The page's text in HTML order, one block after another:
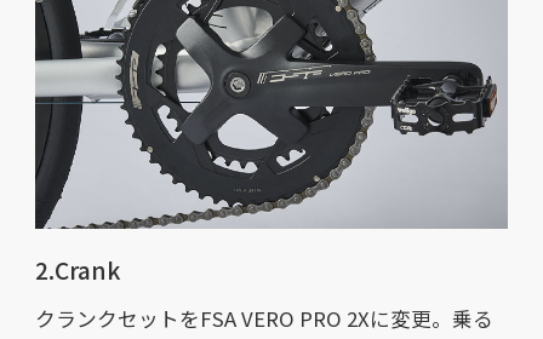
2.Crank
クランクセットをFSA VERO PRO 2Xに変更。乗る